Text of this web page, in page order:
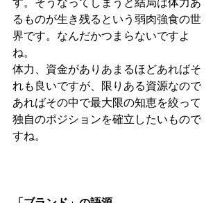
るものが生き残るという弱肉強食の世
界です。なんだかつまらないですよ
ね。
体力、資金がありあまるほどあればそ
れも良いですが、限りある資源なので
あればその中で最大限の知恵を絞って
独自のポジションを確立したいもので
すね。